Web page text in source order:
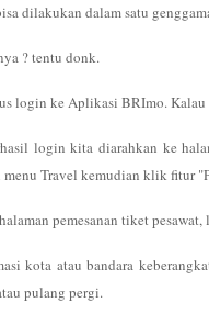
dilakukan dalam satu
? tentu donk.
login ke Aplikasi BRImo.
login kita diarahkan ke
Travel kemudian klik fitur
pemesanan tiket
kota atau bandara
pulang pergi.